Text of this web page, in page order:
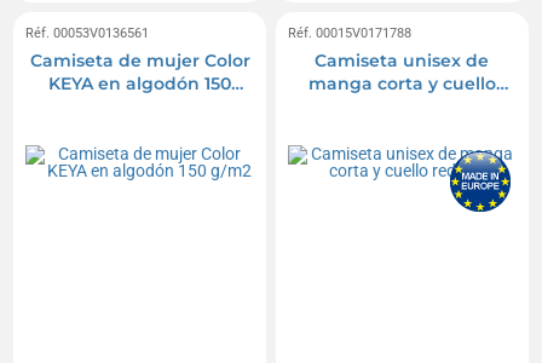
Réf. 00053V0136561
Camiseta de mujer Color
KEYA en algodón 150
Réf. 00015V0171788
Camiseta unisex de
manga corta y cuello